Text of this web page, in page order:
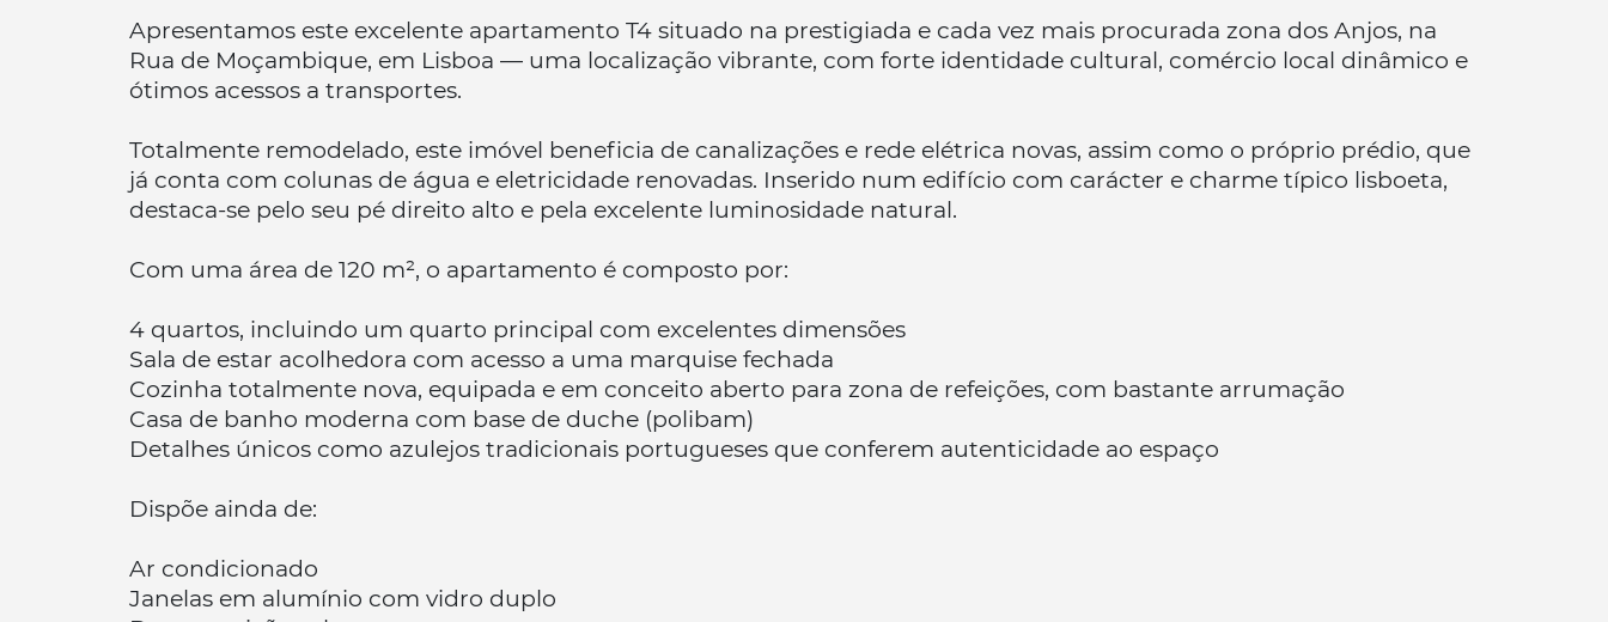
Apresentamos este excelente apartamento T4 situado na prestigiada e cada vez mais procurada zona dos Anjos, na
Rua de Moçambique, em Lisboa — uma localização vibrante, com forte identidade cultural, comércio local dinâmico e
ótimos acessos a transportes.
Totalmente remodelado, este imóvel beneficia de canalizações e rede elétrica novas, assim como o próprio prédio, que
já conta com colunas de água e eletricidade renovadas. Inserido num edifício com carácter e charme típico lisboeta,
destaca-se pelo seu pé direito alto e pela excelente luminosidade natural.
Com uma área de 120 m², o apartamento é composto por:
4 quartos, incluindo um quarto principal com excelentes dimensões
Sala de estar acolhedora com acesso a uma marquise fechada
Cozinha totalmente nova, equipada e em conceito aberto para zona de refeições, com bastante arrumação
Casa de banho moderna com base de duche (polibam)
Detalhes únicos como azulejos tradicionais portugueses que conferem autenticidade ao espaço
Dispõe ainda de:
Ar condicionado
Janelas em alumínio com vidro duplo